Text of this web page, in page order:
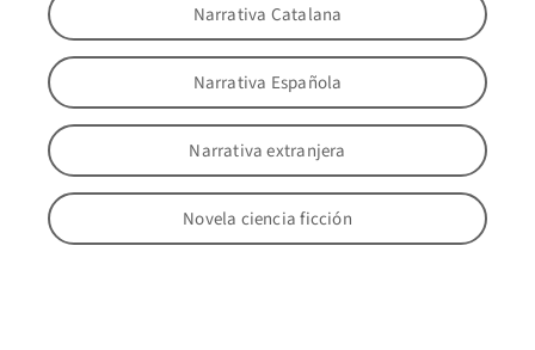
Narrativa Catalana
Narrativa Española
Narrativa extranjera
Novela ciencia ficción